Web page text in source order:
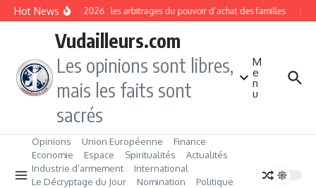
Aller au contenu
Hot NewsRentrée 2026 : les arbitrages du pouvoir d’achat des familles
Vudailleurs.com
Les opinions sont libres,
mais les faits sont
sacrés
M
e
n
u
Opinions Union Européenne
Finance
Economie
Espace Spiritualités
Actualités
Industrie d’armement
International
Le Décryptage du Jour
Nomination
Politique